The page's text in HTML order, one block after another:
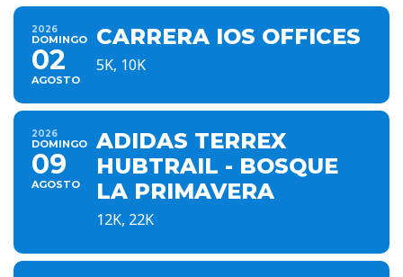
2026
DOMINGO
02
AGOSTO
CARRERA IOS OFFICES
5K, 10K
2026
DOMINGO
09
AGOSTO
ADIDAS TERREX
HUBTRAIL - BOSQUE
LA PRIMAVERA
12K, 22K